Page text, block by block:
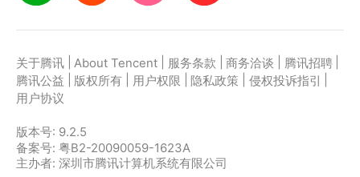
关于腾讯 About Tencent 服务条款 商务洽谈 腾讯招聘
腾讯公益
版权所有 用户权限 隐私政策 侵权投诉指引
用户协议
版本号: 9.2.5
备案号: 粤B2-20090059-1623A
主办者: 深圳市腾讯计算机系统有限公司